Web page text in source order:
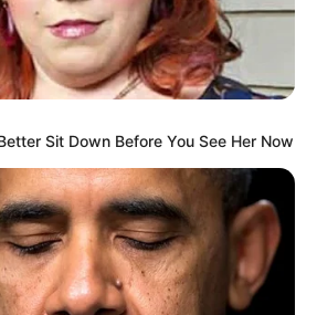
Sit Down Before You See Her Now